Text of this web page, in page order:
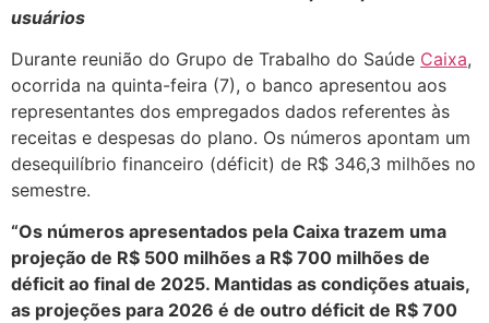
usuários
Durante reunião do Grupo de Trabalho do Saúde Caixa,
ocorrida na quinta-feira (7), o banco apresentou aos
representantes dos empregados dados referentes às
receitas e despesas do plano. Os números apontam um
desequilíbrio financeiro (déficit) de R$ 346,3 milhões no
semestre.
“Os números apresentados pela Caixa trazem uma
projeção de R$ 500 milhões a R$ 700 milhões de
déficit ao final de 2025. Mantidas as condições atuais,
as projeções para 2026 é de outro déficit de R$ 700